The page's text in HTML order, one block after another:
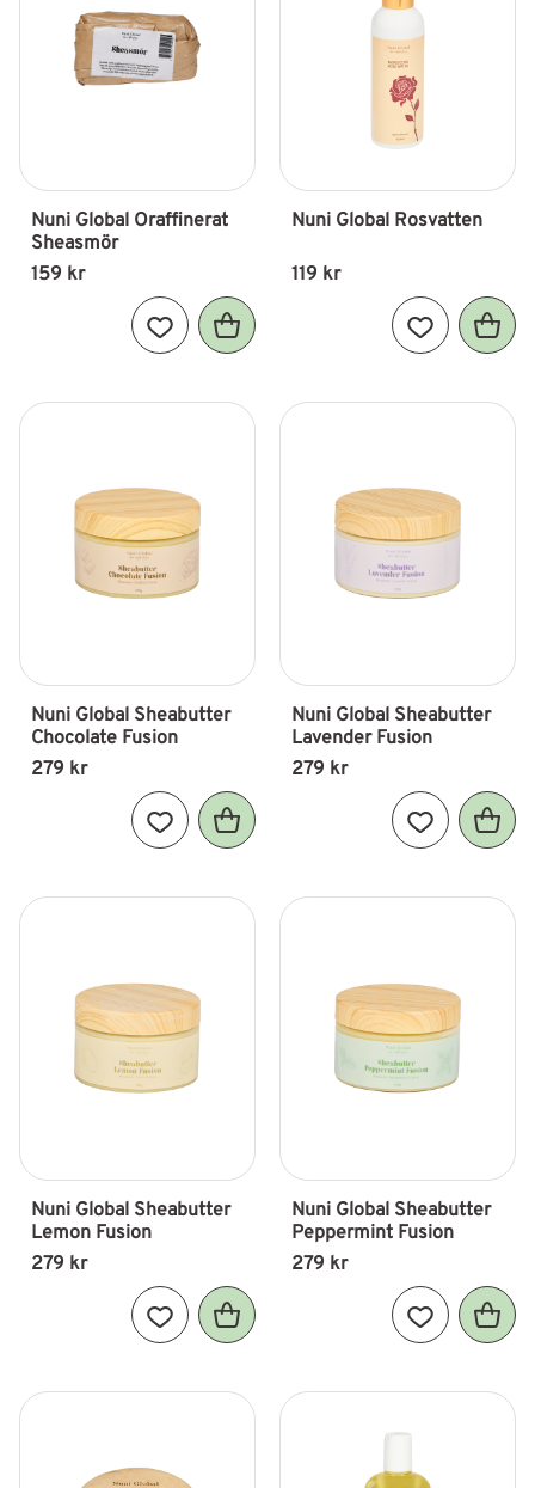
Nuni Global Oraffinerat
Sheasmör
159 kr
Lägg till i favoriter
Nuni Global Rosvatten
119 kr
Lägg till i
Nuni Global Sheabutter
Chocolate Fusion
279 kr
Lägg till i favoriter
Nuni Global Sheabutter
Lavender Fusion
279 kr
Lägg till i
Nuni Global Sheabutter
Lemon Fusion
279 kr
Lägg till i favoriter
Nuni Global Sheabutter
Peppermint Fusion
279 kr
Lägg till i